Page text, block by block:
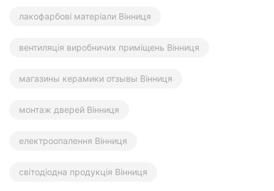
лакофарбові матеріали Вінниця
вентиляція виробничих приміщень Вінниця
магазины керамики отзывы Вінниця
монтаж дверей Вінниця
електроопалення Вінниця
світодіодна продукція Вінниця